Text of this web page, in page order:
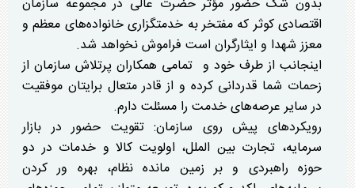
اقتصادی کوثر که مفتخر به خدمتگزاری خانواده‌های معظم و
معزز شهدا و ایثارگران است فراموش نخواهد شد.
اینجانب از طرف خود و تمامی همکاران پرتلاش سازمان از
زحمات شما قدردانی کرده و از قادر متعال برایتان موفقیت
در سایر عرصه‌های خدمت را مسئلت دارم.
رویکرد‌های پیش روی سازمان: تقویت حضور در بازار
سرمایه، تجارت بین الملل، اولویت کالا و خدمات در دو
حوزه راهبردی و بر زمین مانده نظام، بهره ور کردن